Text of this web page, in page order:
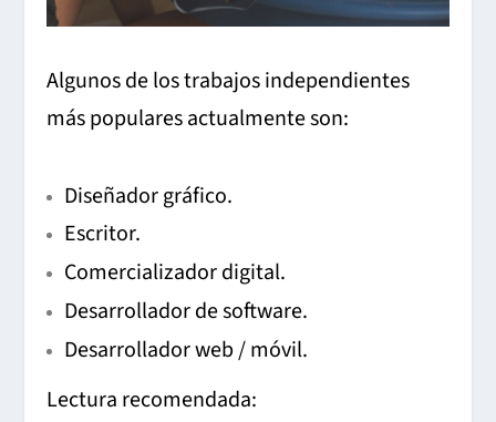
Algunos de los trabajos independientes
más populares actualmente son:
Diseñador gráfico.
Escritor.
Comercializador digital.
Desarrollador de software.
Desarrollador web / móvil.
Lectura recomendada: